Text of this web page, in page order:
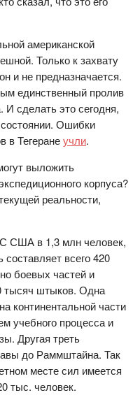
американской
Только к захвату
и не предназначается.
единственный пролив
И сделать это сегодня,
Ошибки
в Тегеранеучли.
выложить
корпуса?
реальности,
США в 1,3 млн человек,
всего 420
боевых частей и
тысяч штыков. Одна
континентальной части
учебного процесса и
Другая треть
до Раммштайна. Так
месте сил имеется
тыс. человек.